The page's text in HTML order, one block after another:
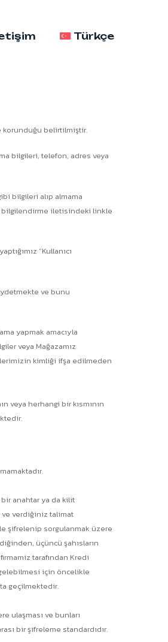
Türkçe
korunduğu belirtilmiştir.
bilgileri, telefon, adres veya
bilgileri alıp almama
bilgilendirme iletisindeki linkle
“Kullanıcı
ve bunu
yapmak amacıyla
veya Mağazamız
kimliği ifşa edilmeden
veya herhangi bir kısmının
anahtar ya da kilit
verdiğiniz talimat
şifrelenip sorgulanmak üzere
üçüncü şahısların
tarafından Kredi
için öncelikle
geçilmektedir.
ulaşması ve bunları
bir şifreleme standardıdır.